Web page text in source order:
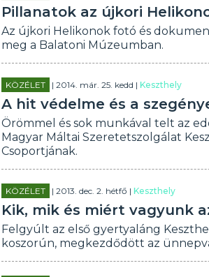
Pillanatok az újkori
Az újkori Helikonok fotó és
meg a Balatoni Múzeumban.
KÖZÉLET | 2014. már. 25. kedd |Keszthely
A hit védelme és a
Örömmel és sok munkával telt az
Magyar Máltai Szeretetszolgálat
Csoportjának.
KÖZÉLET | 2013. dec. 2. hétfő |Keszthely
Kik, mik és miért vagyunk
Felgyúlt az első gyertyaláng
koszorún, megkezdődött az